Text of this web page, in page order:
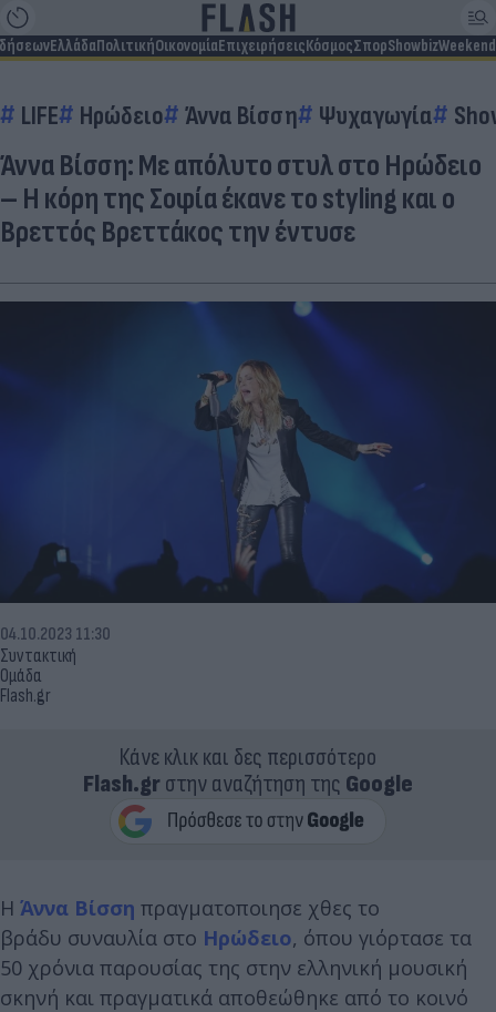
ΕλλάδαΠολιτικήΟικονομίαΕπιχειρήσειςΚόσμοςΣπορShowbizWeekend
LIFE Ηρώδειο Άννα Βίσση Ψυχαγωγία
Άννα Βίσση: Με απόλυτο στυλ στο Ηρώδειο
– Η κόρη της Σοφία έκανε το styling και ο
Βρεττός Βρεττάκος την έντυσε
Συντακτική
Ομάδα
Flash.gr
04.10.2023 11:30
Κάνε κλικ και δες περισσότερο
Flash.grστην αναζήτηση της Google
H Άννα Βίσση πραγματοποιησε χθες το
βράδυ συναυλία στο Ηρώδειο, όπου γιόρτασε τα
50 χρόνια παρουσίας της στην ελληνική μουσική
σκηνή και πραγματικά αποθεώθηκε από το κοινό